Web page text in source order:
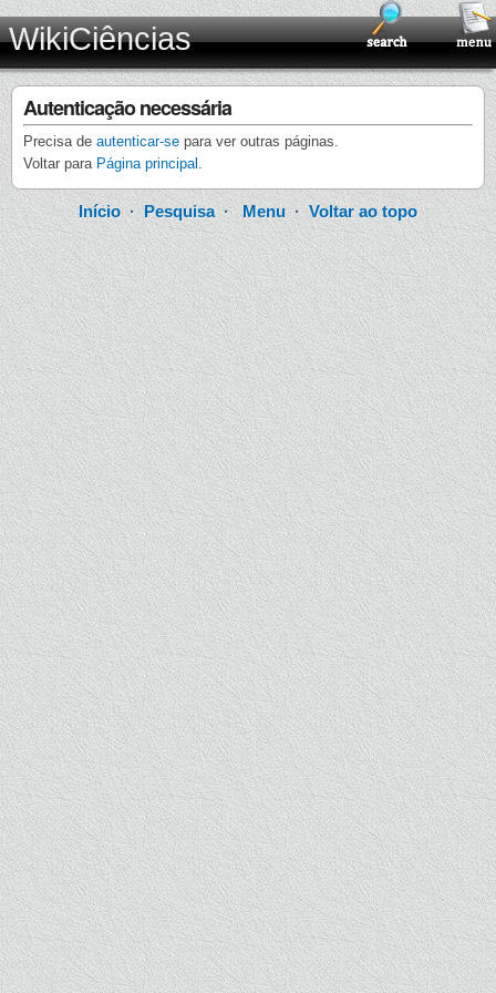
WikiCiências
Autenticação necessária
Precisa de autenticar-se para ver outras páginas.
Voltar para Página principal .
Início · Pesquisa·Menu ·Voltar ao topo